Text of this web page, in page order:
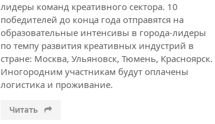
лидеры команд креативного сектора. 10
победителей до конца года отправятся на
образовательные интенсивы в города-лидеры
по темпу развития креативных индустрий в
стране: Москва, Ульяновск, Тюмень, Красноярск.
Иногородним участникам будут оплачены
логистика и проживание.
Читать